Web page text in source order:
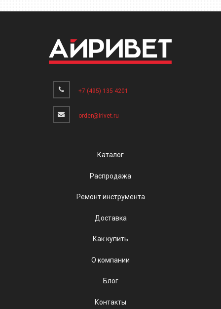
+7 (495) 135 4201
order@irivet.ru
Каталог
Распродажа
Ремонт инструмента
Доставка
Как купить
О компании
Блог
Контакты